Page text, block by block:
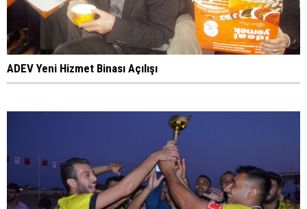
ADEV Yeni Hizmet Binası Açılışı